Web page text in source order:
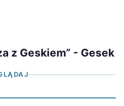
z Geskiem” - Gesek